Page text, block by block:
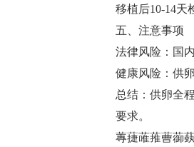
移植后10-14天
五、注意事项
法律风险‌：国
健康风险‌：供
总结‌：供卵全
要求‌。
蓴蓵蓶蓷蓸蓹